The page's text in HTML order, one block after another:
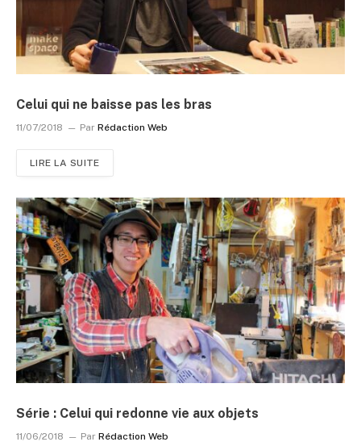
Celui qui ne baisse pas les bras
11/07/2018 Par Rédaction Web
LIRE LA SUITE
Série : Celui qui redonne vie aux objets
11/06/2018 Par Rédaction Web